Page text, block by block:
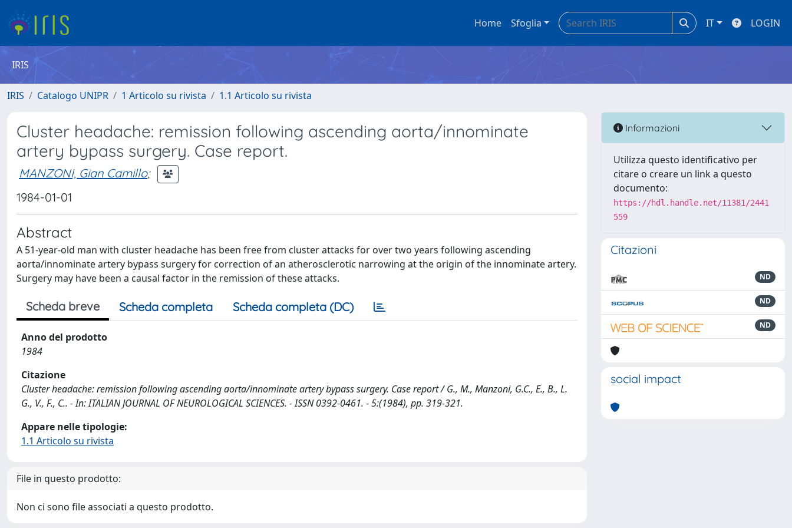
Home Sfoglia IT LOGIN
IRIS
IRIS Catalogo UNIPR 1 Articolo su rivista 1.1 Articolo su rivista
Cluster headache: remission following ascending aorta/innominate
artery bypass surgery. Case report.
MANZONI, Gian Camillo;
1984-01-01
Abstract
A 51-year-old man with cluster headache has been free from cluster attacks for over two years following ascending
aorta/innominate artery bypass surgery for correction of an atherosclerotic narrowing at the origin of the innominate artery.
Surgery may have been a causal factor in the remission of these attacks.
Scheda breve Scheda completa Scheda completa (DC)
Anno del prodotto
1984
Citazione
Cluster headache: remission following ascending aorta/innominate artery bypass surgery. Case report / G., M., Manzoni, G.C., E., B., L.
G., V., F., C.. - In: ITALIAN JOURNAL OF NEUROLOGICAL SCIENCES. - ISSN 0392-0461. - 5:(1984), pp. 319-321.
Appare nelle tipologie:
1.1 Articolo su rivista
File in questo prodotto:
Non ci sono file associati a questo prodotto.
Informazioni
Utilizza questo identificativo per
citare o creare un link a questo
documento:
https://hdl.handle.net/11381/2441
559
Citazioni
ND
ND
ND
social impact